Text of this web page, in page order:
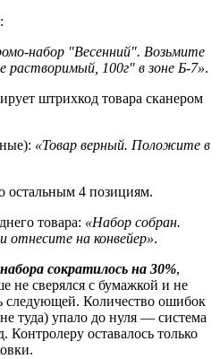
набор "Весенний". Возьмите
растворимый, 100г" в зоне Б-7».
штрихкод товара сканером
«Товар верный. Положите в
остальным 4 позициям.
товара: «Набор собран.
отнесите на конвейер».
сократилось на 30%,
не сверялся с бумажкой и не
следующей. Количество ошибок
туда) упало до нуля — система
оставалось только